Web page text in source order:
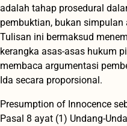
adalah tahap prosedural
pembuktian, bukan simpulan
Tulisan ini bermaksud
kerangka asas-asas hukum
membaca argumentasi
Ida secara proporsional.
Presumption of Innocence
Pasal 8 ayat (1) Undang-